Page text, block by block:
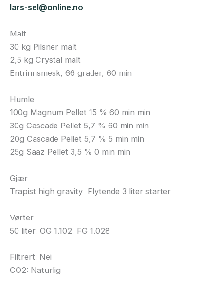
lars-sel@online.no
Malt
30 kg Pilsner malt
2,5 kg Crystal malt
Entrinnsmesk, 66 grader, 60 min
Humle
100g Magnum Pellet 15 % 60 min min
30g Cascade Pellet 5,7 % 60 min min
20g Cascade Pellet 5,7 % 5 min min
25g Saaz Pellet 3,5 % 0 min min
Gjær
Trapist high gravity Flytende 3 liter starter
Vørter
50 liter, OG 1.102, FG 1.028
Filtrert: Nei
CO2: Naturlig